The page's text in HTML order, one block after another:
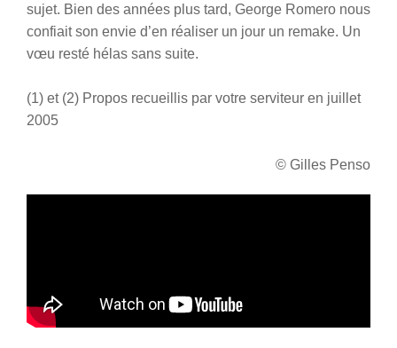
sujet. Bien des années plus tard, George Romero nous
confiait son envie d’en réaliser un jour un remake. Un
vœu resté hélas sans suite.
(1) et (2) Propos recueillis par votre serviteur en juillet
2005
© Gilles Penso